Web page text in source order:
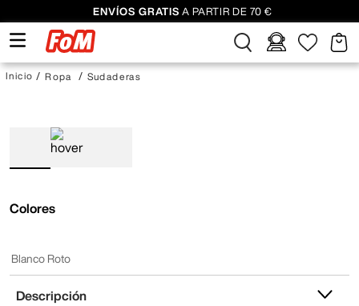
ENVÍOS GRATIS A PARTIR DE 70 €
Ropa Sudaderas
Colores
Blanco Roto
Descripción